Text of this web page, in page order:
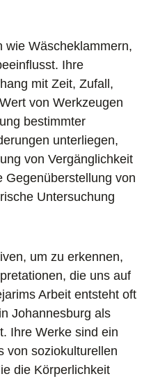
wie Wäscheklammern,
Ihre
mit Zeit, Zufall,
von Werkzeugen
bestimmter
unterliegen,
von Vergänglichkeit
Gegenüberstellung von
Untersuchung
um zu erkennen,
die uns auf
Arbeit entsteht oft
Johannesburg als
Ihre Werke sind ein
von soziokulturellen
die Körperlichkeit